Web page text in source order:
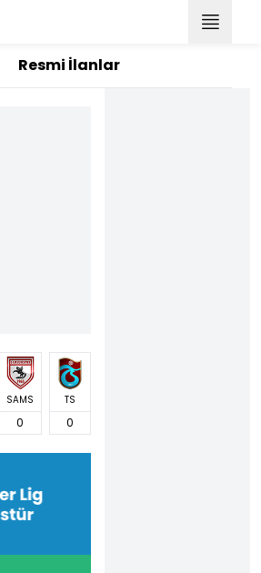
Resmi İlanlar
SAMS
0
TS
0